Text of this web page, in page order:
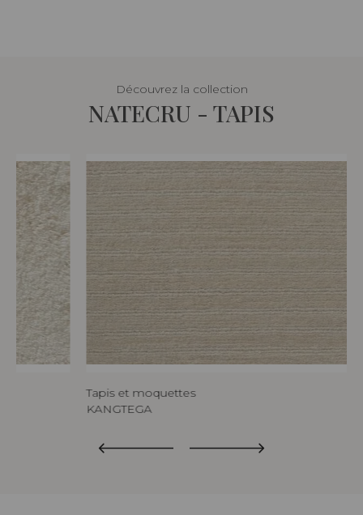
Découvrez la collection
NATECRU - TAPIS
Tapis et moquettes
KANGTEGA